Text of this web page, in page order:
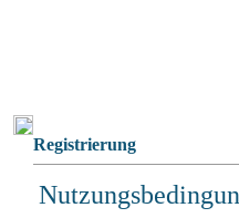
Registrierung